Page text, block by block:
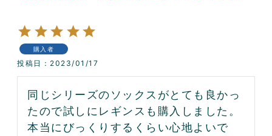
購入者
投稿日 2023/01/17
同じシリーズのソックスがとても良かっ
たので試しにレギンスも購入しました。
本当にびっくりするくらい心地よいで